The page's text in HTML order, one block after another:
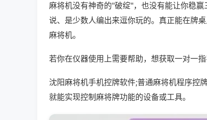
麻将机没有神奇的"破绽"，也没有能让你稳
说、是少数人编出来逗你玩的。真正能在牌
麻将机。
若你在仪器使用上需要帮助，想获取一对一
沈阳麻将机手机控牌软件;普通麻将机程序控
就能实现控制麻将牌功能的设备或工具。